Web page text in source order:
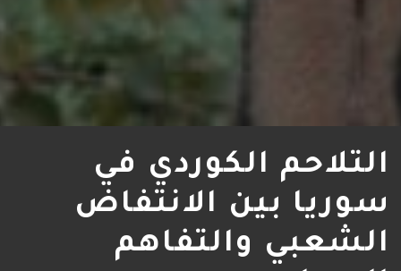
التلاحم الكوردي في
سوريا بين الانتفاض
الشعبي والتفاهم